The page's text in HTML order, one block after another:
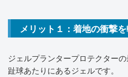
メリット１：着地の衝撃
ジェルプランタープロテクター
趾球あたりにあるジェルです。